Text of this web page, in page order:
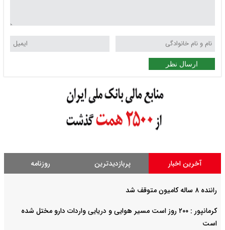
ارسال نظر
آخرین اخبار پربازدیدترین روزنامه
راننده ۸ ساله کامیون متوقف شد
کرمانپور : ۲۰۰ روز است مسیر هوایی و دریایی واردات دارو مختل شده
است